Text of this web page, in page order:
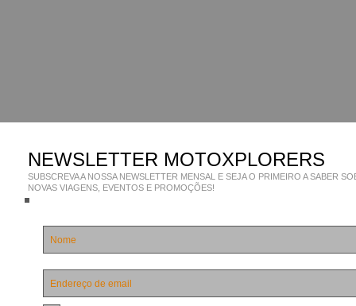
NEWSLETTER MOTOXPLORERS
SUBSCREVA A NOSSA NEWSLETTER MENSAL E SEJA O PRIMEIRO A SABER
NOVAS VIAGENS, EVENTOS E PROMOÇÕES!